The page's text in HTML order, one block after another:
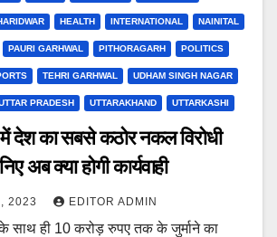
HEALTH INTERNATIONAL NAINITAL
PAURI GARHWAL PITHORAGARH POLITICS
TEHRI GARHWAL UDHAM SINGH NAGAR
PRADESH UTTARAKHAND UTTARKASHI
में देश का सबसे कठोर नकल विरोधी
अब क्या होगी कार्यवाही
2023 EDITOR ADMIN
साथ ही 10 करोड़ रुपए तक के जुर्माने का